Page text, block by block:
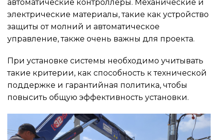
автоматические контроллеры. Механические и
электрические материалы, такие как устройство
защиты от молний и автоматическое
управление, также очень важны для проекта.
При установке системы необходимо учитывать
такие критерии, как способность к технической
поддержке и гарантийная политика, чтобы
повысить общую эффективность установки.